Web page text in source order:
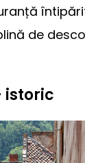
de
istoric